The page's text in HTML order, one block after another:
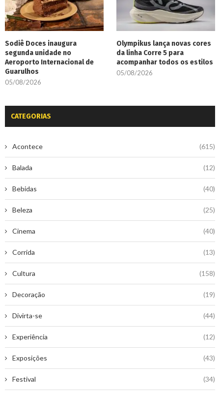
Sodiê Doces inaugura
segunda unidade no
Aeroporto Internacional de
Guarulhos
05/08/2026
Olympikus lança novas cores
da linha Corre 5 para
acompanhar todos os estilos
05/08/2026
CATEGORIAS
Acontece (615)
Balada (12)
Bebidas (40)
Beleza (25)
Cinema (40)
Corrida (13)
Cultura (158)
Decoração (19)
Divirta-se (44)
Experiência (12)
Exposições (43)
Festival (34)